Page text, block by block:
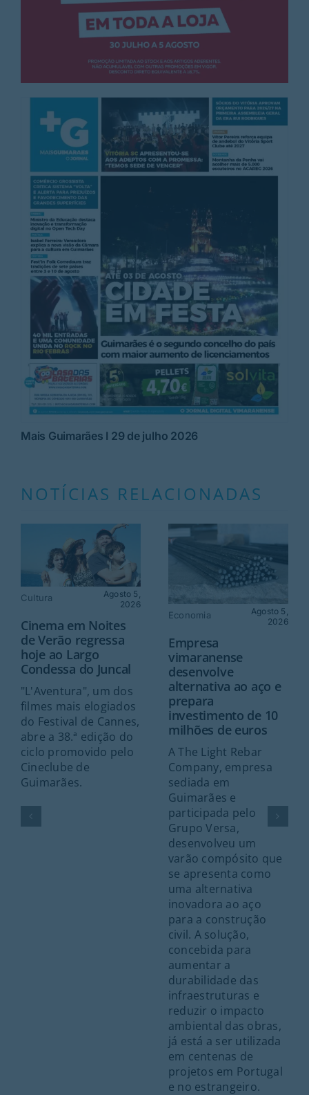
Mais Guimarães I 29 de julho 2026
NOTÍCIAS RELACIONADAS
Cultura
Agosto 5,
2026
Cinema em Noites
de Verão regressa
hoje ao Largo
Condessa do Juncal
"L'Aventura", um dos
filmes mais elogiados
do Festival de Cannes,
abre a 38.ª edição do
ciclo promovido pelo
Cineclube de
Guimarães.
Economia
Agosto 5,
2026
Empresa
vimaranense
desenvolve
alternativa ao aço e
prepara
investimento de 10
milhões de euros
A The Light Rebar
Company, empresa
sediada em
Guimarães e
participada pelo
Grupo Versa,
desenvolveu um
varão compósito que
se apresenta como
uma alternativa
inovadora ao aço
para a construção
civil. A solução,
concebida para
aumentar a
durabilidade das
infraestruturas e
reduzir o impacto
ambiental das obras,
já está a ser utilizada
em centenas de
projetos em Portugal
e no estrangeiro.